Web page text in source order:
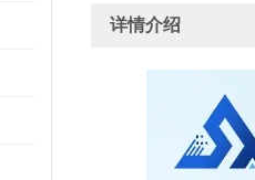
详情介绍